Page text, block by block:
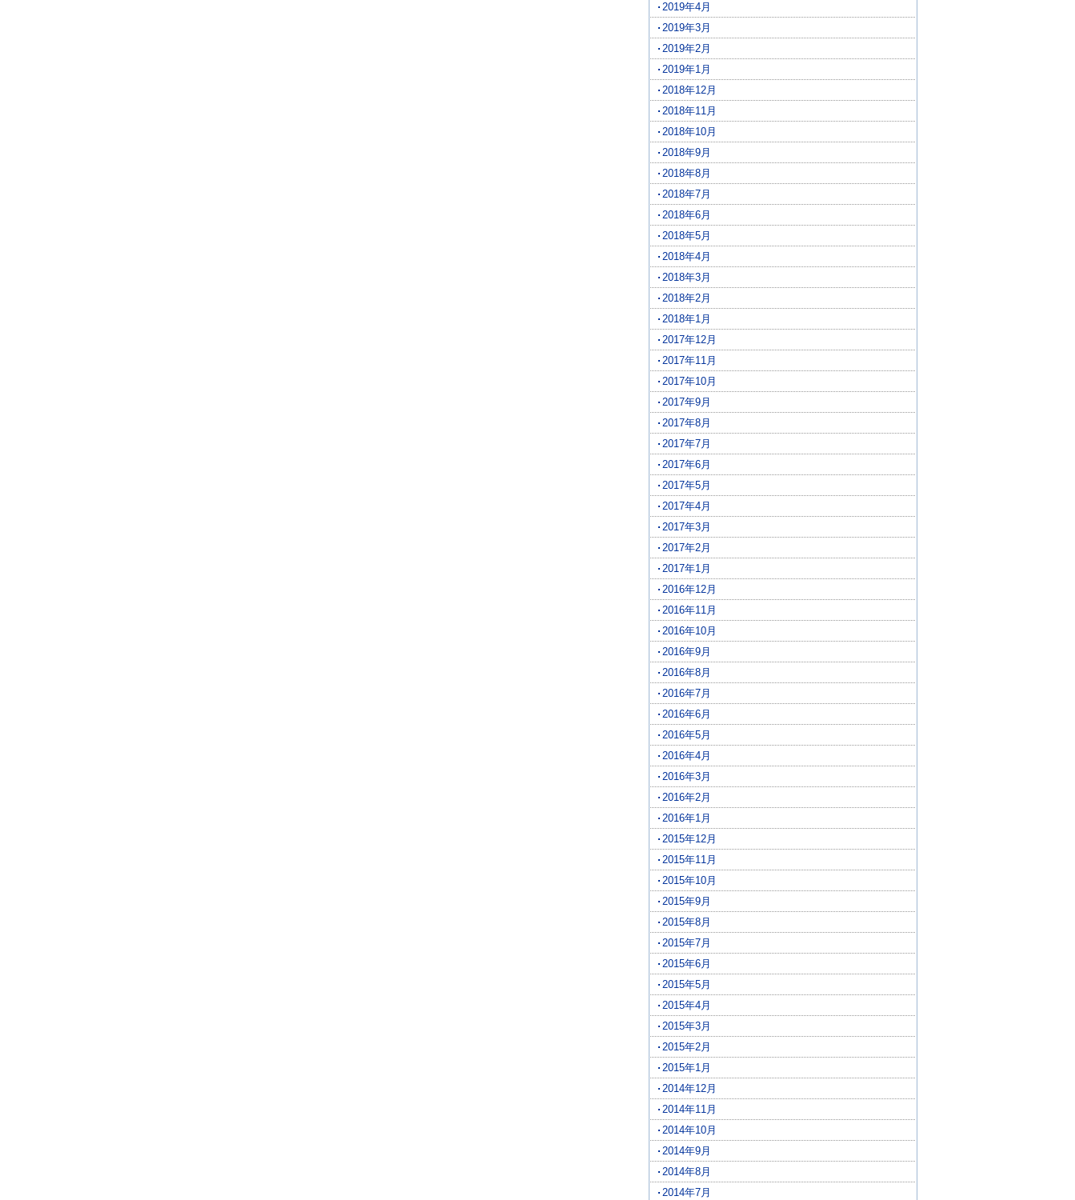
2019年4月
2019年3月
2019年2月
2019年1月
2018年12月
2018年11月
2018年10月
2018年9月
2018年8月
2018年7月
2018年6月
2018年5月
2018年4月
2018年3月
2018年2月
2018年1月
2017年12月
2017年11月
2017年10月
2017年9月
2017年8月
2017年7月
2017年6月
2017年5月
2017年4月
2017年3月
2017年2月
2017年1月
2016年12月
2016年11月
2016年10月
2016年9月
2016年8月
2016年7月
2016年6月
2016年5月
2016年4月
2016年3月
2016年2月
2016年1月
2015年12月
2015年11月
2015年10月
2015年9月
2015年8月
2015年7月
2015年6月
2015年5月
2015年4月
2015年3月
2015年2月
2015年1月
2014年12月
2014年11月
2014年10月
2014年9月
2014年8月
2014年7月